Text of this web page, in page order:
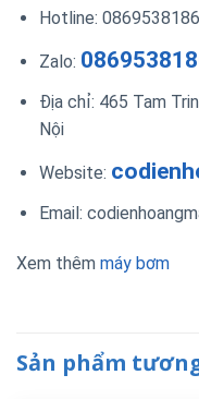
Hotline: 0869538186
Zalo:
Địa chỉ: 465 Tam
Nội
Website:
Email:
Xem thêm máy bơm
Sản phẩm